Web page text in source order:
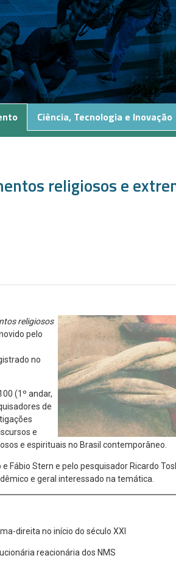
Ciência, Tecnologia e Inovação
religiosos e
religiosos
pelo
no
(1º andar,
de
e
e espirituais no Brasil contemporâneo.
Fábio Stern e pelo pesquisador Ricardo
e geral interessado na temática.
direita no início do século XXI
reacionária dos NMS